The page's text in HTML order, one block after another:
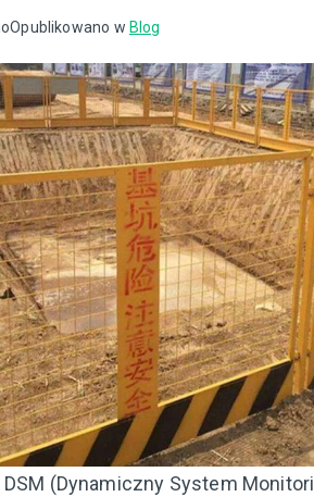
Opublikowano w Blog
DSM (Dynamiczny System